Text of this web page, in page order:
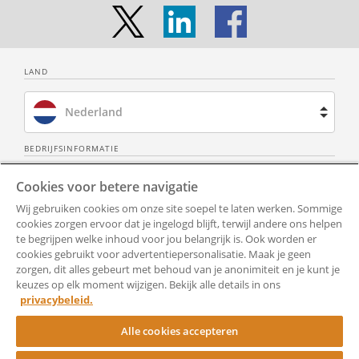
De Werkgever mag voornoemde
toestemming niet weigeren, tenzij de
moment dat de Werkgever deze
toestemming weigert.
Bij weigering maakt de Werkgever
voornoemde rechtvaardigingsgrond
schriftelijk aan de Werknemer kenbaar.
Onder objectieve
rechtvaardigingsgrond wordt in ieder
geval verstaan
het beschermen van de
bedrijfsgeheimen van de Werkgever of
het voorkomen van
belangenconflicten.
Artikel
LAND
Nederland
Brazilië
Spanje
Frankrijk
Verenigd Koninkrijk
Verenigde Staten
BEDRIJFSINFORMATIE
Privacy Policy
Gebruiksvoorwaarden
Hulp
RocketSign
Alle documenten
Toegankelijkheid
Cookie-instellingen
Cookies voor betere navigatie
Wij gebruiken cookies om onze site soepel te laten werken. Sommige
cookies zorgen ervoor dat je ingelogd blijft, terwijl andere ons helpen
te begrijpen welke inhoud voor jou belangrijk is. Ook worden er
cookies gebruikt voor advertentiepersonalisatie. Maak je geen
zorgen, dit alles gebeurt met behoud van je anonimiteit en je kunt je
keuzes op elk moment wijzigen. Bekijk alle details in ons
privacybeleid.
Alle cookies accepteren